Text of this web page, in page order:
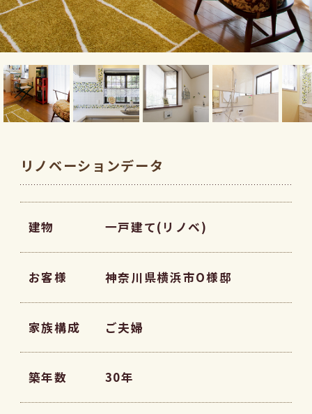
リノベーションデータ
建物 一戸建て(リノベ)
お客様 神奈川県横浜市O様邸
家族構成 ご夫婦
築年数 30年